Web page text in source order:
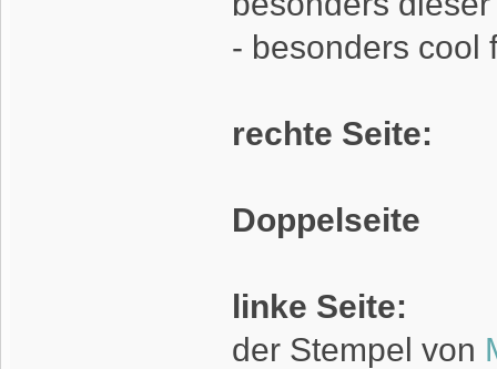
- besonders
rechte Seite:
Doppelseite
linke Seite:
der Stempel von